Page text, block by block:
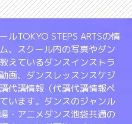
ルTOKYO STEPS ARTSの情
、スクール内の写真やダン
えているダンスインストラ
画、ダンスレッスンスケジ
代講情報（代講代講情報ペ
います。ダンスのジャンル
・アニメダンス池袋共通の